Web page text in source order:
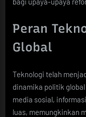
Peran
Global
Teknologi telah
dinamika politik
media sosial,
luas, memungkinkan